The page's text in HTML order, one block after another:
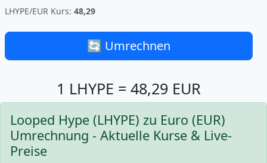
LHYPE/EUR Kurs: 48,29
🔄 Umrechnen
1 LHYPE = 48,29 EUR
Looped Hype (LHYPE) zu Euro (EUR)
Umrechnung - Aktuelle Kurse & Live-
Preise